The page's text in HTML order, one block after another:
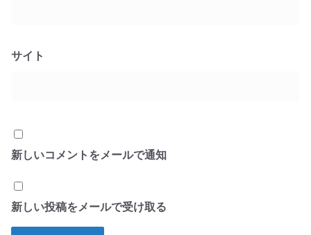
サイト
新しいコメントをメールで通知
新しい投稿をメールで受け取る